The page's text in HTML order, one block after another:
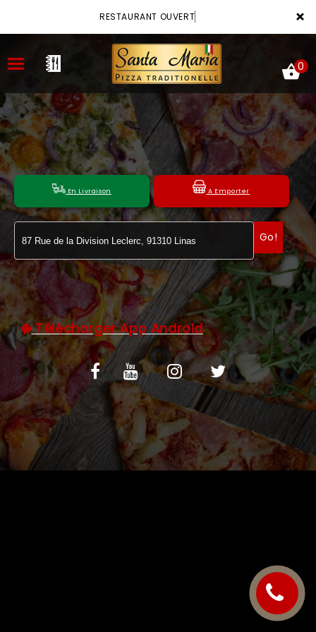
×
RESTAURANT OUVERT
ACCUEIL
LA CARTE
VOTRE COMPTE
NOTRE RESTAURANT
VOS AVIS
MENTIONS LÉGALES
C.G.V
0
En Livraison A Emporter
Go!
Télécharger App Android